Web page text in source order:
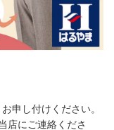
申し付けください。
店にご連絡くださ